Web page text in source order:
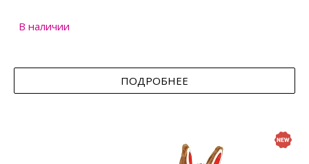
В наличии
ПОДРОБНЕЕ